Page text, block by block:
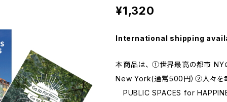
¥1,320
International shipping
本商品は、 ①世界最高の都市
New York(通常500円）②人々を
PUBLIC SPACES for